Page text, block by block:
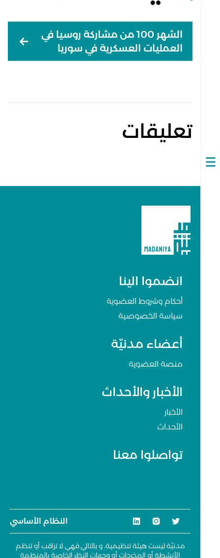
Open
الشهر 100 من مشاركة روسيا في
العمليات العسكرية في سوريا
تعليقات
انضموا الينا
أحكام وشروط العضوية
سياسة الخصوصية
أعضاء مدنيّة
منصة العضوية
الأخبار والأحداث
الأخبار
الأحداث
تواصلوا معنا
النظام الأساسي
مدنيّة ليست هيئة تنظيمية، و بالتالي فهي لا تراقب أو تنظم
الأنشطة أو المخرجات أو وجهات النظر الخاصة بالمنظمة